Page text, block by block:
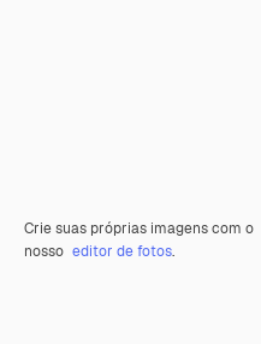
Crie suas próprias imagens com o
nosso editor de fotos.